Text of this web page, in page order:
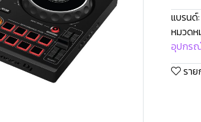
แบรนด์:
หมวดห
อุปกร
รา